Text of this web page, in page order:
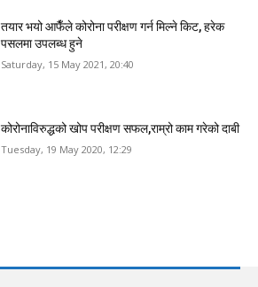
तयार भयो आफैँले कोरोना परीक्षण गर्न मिल्ने किट, हरेक
पसलमा उपलब्ध हुने
Saturday, 15 May 2021, 20:40
कोरोनाविरुद्धको खोप परीक्षण सफल,राम्रो काम गरेको दाबी
Tuesday, 19 May 2020, 12:29